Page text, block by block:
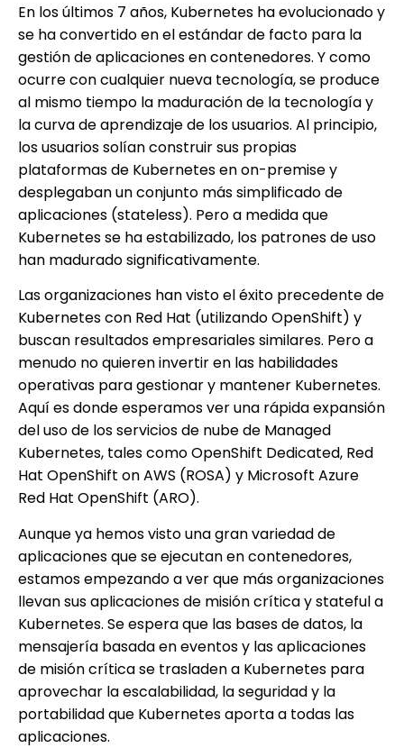
En los últimos 7 años, Kubernetes ha evolucionado y
se ha convertido en el estándar de facto para la
gestión de aplicaciones en contenedores. Y como
ocurre con cualquier nueva tecnología, se produce
al mismo tiempo la maduración de la tecnología y
la curva de aprendizaje de los usuarios. Al principio,
los usuarios solían construir sus propias
plataformas de Kubernetes en on-premise y
desplegaban un conjunto más simplificado de
aplicaciones (stateless). Pero a medida que
Kubernetes se ha estabilizado, los patrones de uso
han madurado significativamente.
Las organizaciones han visto el éxito precedente de
Kubernetes con Red Hat (utilizando OpenShift) y
buscan resultados empresariales similares. Pero a
menudo no quieren invertir en las habilidades
operativas para gestionar y mantener Kubernetes.
Aquí es donde esperamos ver una rápida expansión
del uso de los servicios de nube de Managed
Kubernetes, tales como OpenShift Dedicated, Red
Hat OpenShift on AWS (ROSA) y Microsoft Azure
Red Hat OpenShift (ARO).
Aunque ya hemos visto una gran variedad de
aplicaciones que se ejecutan en contenedores,
estamos empezando a ver que más organizaciones
llevan sus aplicaciones de misión crítica y stateful a
Kubernetes. Se espera que las bases de datos, la
mensajería basada en eventos y las aplicaciones
de misión crítica se trasladen a Kubernetes para
aprovechar la escalabilidad, la seguridad y la
portabilidad que Kubernetes aporta a todas las
aplicaciones.